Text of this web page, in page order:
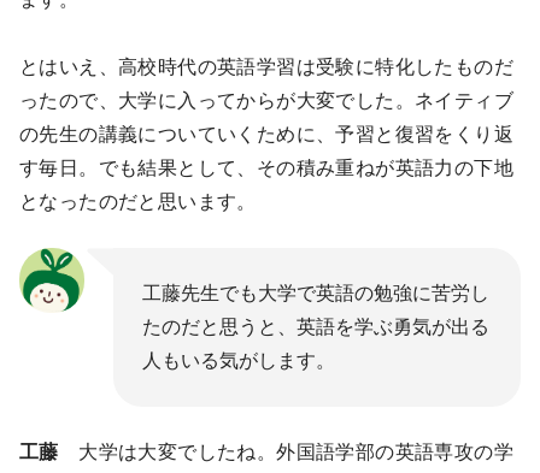
とはいえ、高校時代の英語学習は受験に特化したものだ
ったので、大学に入ってからが大変でした。ネイティブ
の先生の講義についていくために、予習と復習をくり返
す毎日。でも結果として、その積み重ねが英語力の下地
となったのだと思います。
工藤先生でも大学で英語の勉強に苦労し
たのだと思うと、英語を学ぶ勇気が出る
人もいる気がします。
工藤 大学は大変でしたね。外国語学部の英語専攻の学